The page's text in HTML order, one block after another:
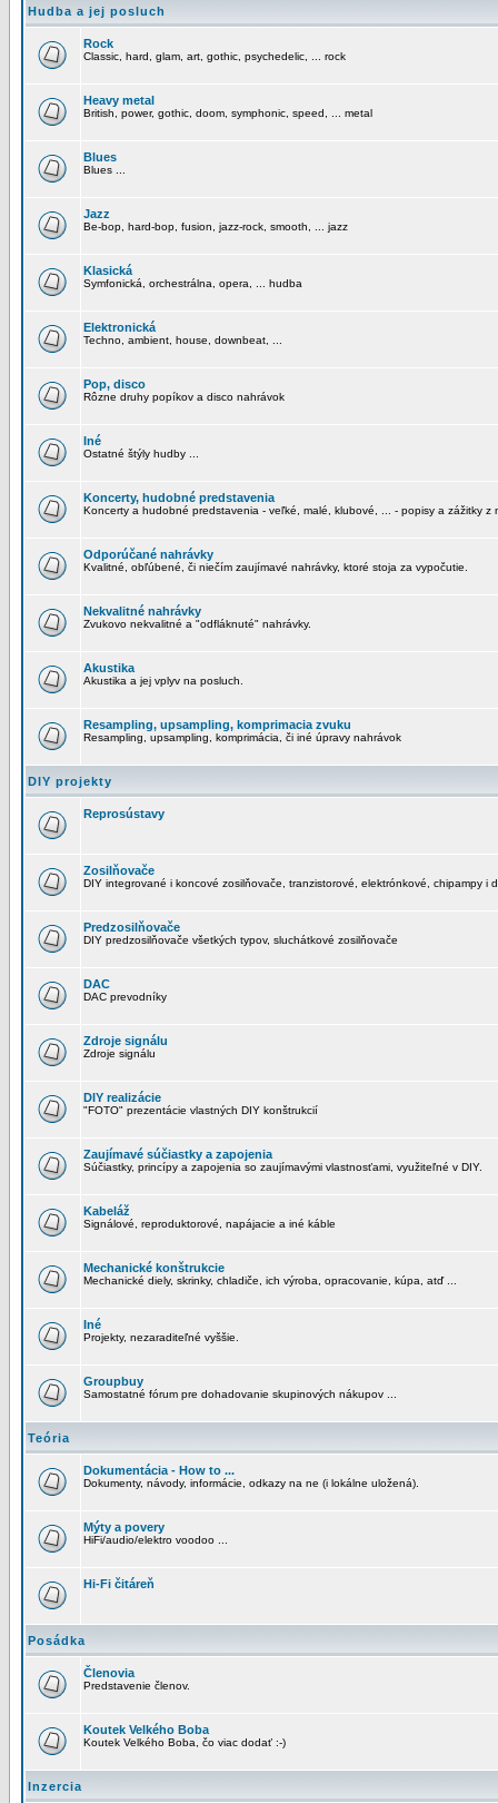
Hudba a jej posluch
Rock
Classic, hard, glam, art, gothic, psychedelic, ... rock
Heavy metal
British, power, gothic, doom, symphonic, speed, ... metal
Blues
Blues ...
Jazz
Be-bop, hard-bop, fusion, jazz-rock, smooth, ... jazz
Klasická
Symfonická, orchestrálna, opera, ... hudba
Elektronická
Techno, ambient, house, downbeat, ...
Pop, disco
Rôzne druhy popíkov a disco nahrávok
Iné
Ostatné štýly hudby ...
Koncerty, hudobné predstavenia
Koncerty a hudobné predstavenia - veľké, malé, klubové, ... - popisy a zážitky z
Odporúčané nahrávky
Kvalitné, obľúbené, či niečím zaujímavé nahrávky, ktoré stoja za vypočutie.
Nekvalitné nahrávky
Zvukovo nekvalitné a "odfláknuté" nahrávky.
Akustika
Akustika a jej vplyv na posluch.
Resampling, upsampling, komprimacia zvuku
Resampling, upsampling, komprimácia, či iné úpravy nahrávok
DIY projekty
Reprosústavy
Zosilňovače
DIY integrované i koncové zosilňovače, tranzistorové, elektrónkové, chipampy i
Predzosilňovače
DIY predzosilňovače všetkých typov, sluchátkové zosilňovače
DAC
DAC prevodníky
Zdroje signálu
Zdroje signálu
DIY realizácie
"FOTO" prezentácie vlastných DIY konštrukcií
Zaujímavé súčiastky a zapojenia
Súčiastky, princípy a zapojenia so zaujímavými vlastnosťami, využiteľné v DIY.
Kabeláž
Signálové, reproduktorové, napájacie a iné káble
Mechanické konštrukcie
Mechanické diely, skrinky, chladiče, ich výroba, opracovanie, kúpa, atď ...
Iné
Projekty, nezaraditeľné vyššie.
Groupbuy
Samostatné fórum pre dohadovanie skupinových nákupov ...
Teória
Dokumentácia - How to ...
Dokumenty, návody, informácie, odkazy na ne (i lokálne uložená).
Mýty a povery
HiFi/audio/elektro voodoo ...
Hi-Fi čitáreň
Posádka
Členovia
Predstavenie členov.
Koutek Velkého Boba
Koutek Velkého Boba, čo viac dodať :-)
Inzercia